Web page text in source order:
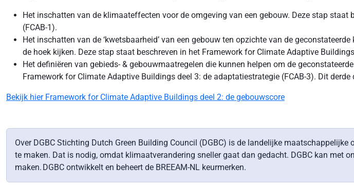
Het inschatten van de klimaateffecten voor de omgeving van een gebouw. Deze stap
(FCAB-1).
Het inschatten van de ‘kwetsbaarheid’ van een gebouw ten opzichte van de
de hoek kijken. Deze stap staat beschreven in het Framework for Climate Adaptive
Het definiëren van gebieds- & gebouwmaatregelen die kunnen helpen om de
Framework for Climate Adaptive Buildings deel 3: de adaptatiestrategie (FCAB-3). Dit derde
Bekijk hier Framework for Climate Adaptive Buildings deel 2: de gebouwscore
Over DGBC Stichting Dutch Green Building Council (DGBC) is de landelijke
te maken. Dat is nodig, omdat klimaatverandering sneller gaat dan gedacht. DGBC kan met
maken. DGBC ontwikkelt en beheert de BREEAM-NL keurmerken.